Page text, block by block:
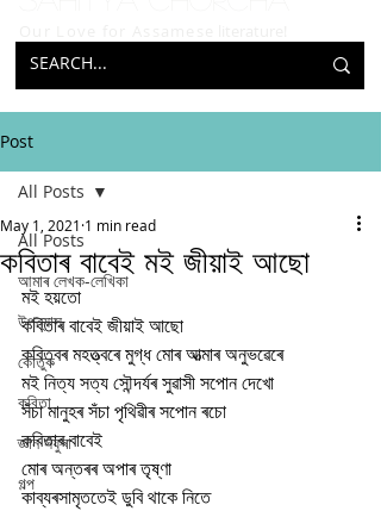
Post
All Posts
আমাৰ লেখক-লেখিকা
উপন্যাস
কৌতুক
কবিতা
জ্ঞান সঁফুৰা
গল্প
All Posts
কবিতাৰ বাবেই মই জীয়াই আছো
May 1, 2021 1 min read
মই হয়তো
কবিতাৰ বাবেই জীয়াই আছো
কবিত্বৰ মহত্ত্বৰে মুগ্ধ মোৰ আত্মাৰ অনুভৱেৰে
মই নিত্য সত্য সৌন্দৰ্যৰ সুৱাসী সপোন দেখো
সঁচা মানুহৰ সঁচা পৃথিৱীৰ সপোন ৰচো
কবিতাৰ বাবেই
মোৰ অন্তৰৰ অপাৰ তৃষ্ণা
কাব্যৰসামৃততেই ডুবি থাকে নিতে